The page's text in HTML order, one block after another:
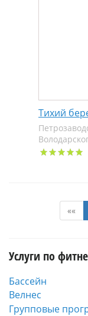
Тихий
««
Услуги по
Бассейн
Велнес
Групповые